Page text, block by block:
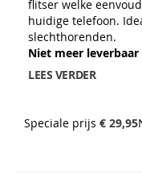
flitser welke
huidige telefoon.
slechthorenden.
Niet meer leverbaar
LEES VERDER
Speciale prijs € 29,95